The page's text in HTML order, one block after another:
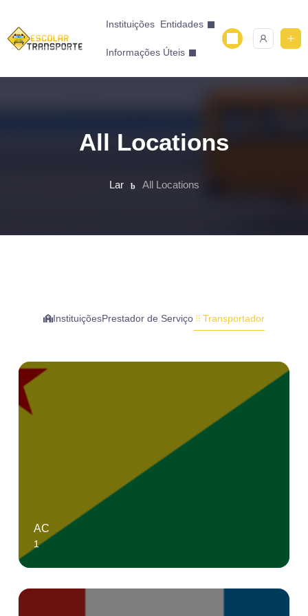
Instituições Entidades
Informações Úteis
All Locations
Lar All Locations
InstituiçõesPrestador de Serviço Transportador
AC
1